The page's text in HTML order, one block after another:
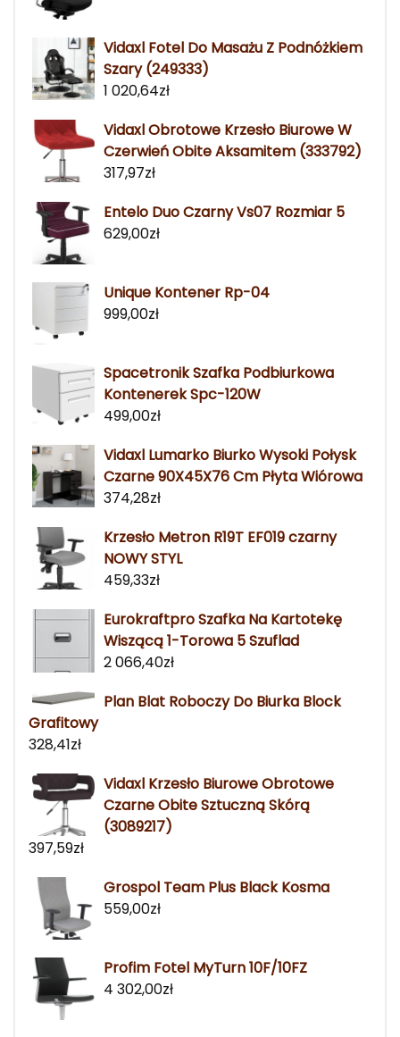
Vidaxl Fotel Do Masażu Z Podnóżkiem
Szary (249333)
1 020,64zł
Vidaxl Obrotowe Krzesło Biurowe W
Czerwień Obite Aksamitem (333792)
317,97zł
Entelo Duo Czarny Vs07 Rozmiar 5
629,00zł
Unique Kontener Rp-04
999,00zł
Spacetronik Szafka Podbiurkowa
Kontenerek Spc-120W
499,00zł
Vidaxl Lumarko Biurko Wysoki Połysk
Czarne 90X45X76 Cm Płyta Wiórowa
374,28zł
Krzesło Metron R19T EF019 czarny
NOWY STYL
459,33zł
Eurokraftpro Szafka Na Kartotekę
Wiszącą 1-Torowa 5 Szuflad
2 066,40zł
Plan Blat Roboczy Do Biurka Block
Grafitowy
328,41zł
Vidaxl Krzesło Biurowe Obrotowe
Czarne Obite Sztuczną Skórą
(3089217)
397,59zł
Grospol Team Plus Black Kosma
559,00zł
Profim Fotel MyTurn 10F/10FZ
4 302,00zł